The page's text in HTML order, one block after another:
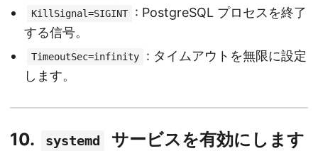
KillSignal=SIGINT
: PostgreSQL プロセスを終了
する信号。
TimeoutSec=infinity
: タイムアウトを無限に設定
します。
10. systemd サービスを有効にします